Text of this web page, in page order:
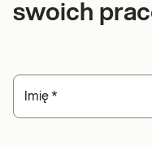
swoich
Imię*